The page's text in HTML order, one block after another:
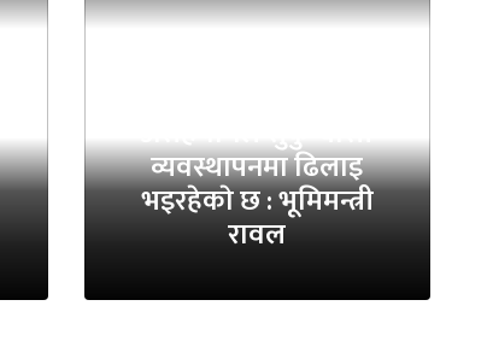
असहयोगले सुकुम्वासी
व्यवस्थापनमा ढिलाइ
भइरहेकाे छ : भूमिमन्त्री
रावल